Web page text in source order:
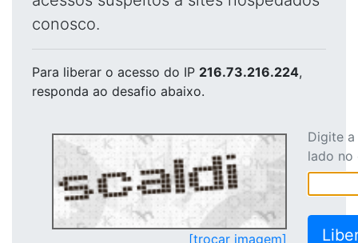
conosco.
Para liberar o acesso do IP 216.73.216.224,
responda ao desafio abaixo.
[trocar imagem]
Digite
lado no